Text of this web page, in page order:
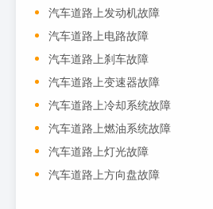
汽车道路上发动机故障
汽车道路上电路故障
汽车道路上刹车故障
汽车道路上变速器故障
汽车道路上冷却系统故障
汽车道路上燃油系统故障
汽车道路上灯光故障
汽车道路上方向盘故障